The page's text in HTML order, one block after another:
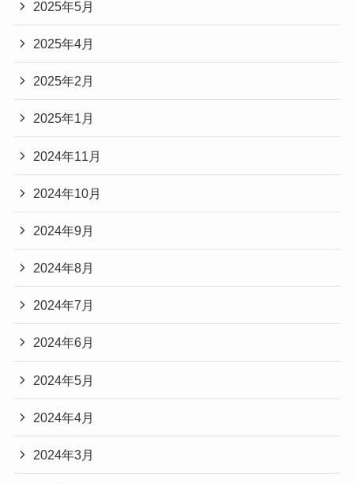
2025年5月
2025年4月
2025年2月
2025年1月
2024年11月
2024年10月
2024年9月
2024年8月
2024年7月
2024年6月
2024年5月
2024年4月
2024年3月